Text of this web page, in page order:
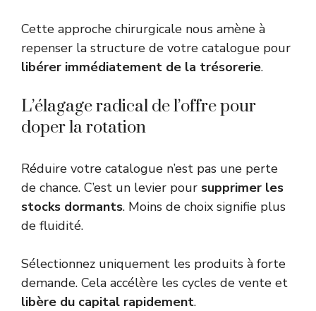
Cette approche chirurgicale nous amène à
repenser la structure de votre catalogue pour
libérer immédiatement de la trésorerie.
L’élagage radical de l’offre pour
doper la rotation
Réduire votre catalogue n’est pas une perte
de chance. C’est un levier pour supprimer les
stocks dormants. Moins de choix signifie plus
de fluidité.
Sélectionnez uniquement les produits à forte
demande. Cela accélère les cycles de vente et
libère du capital rapidement.